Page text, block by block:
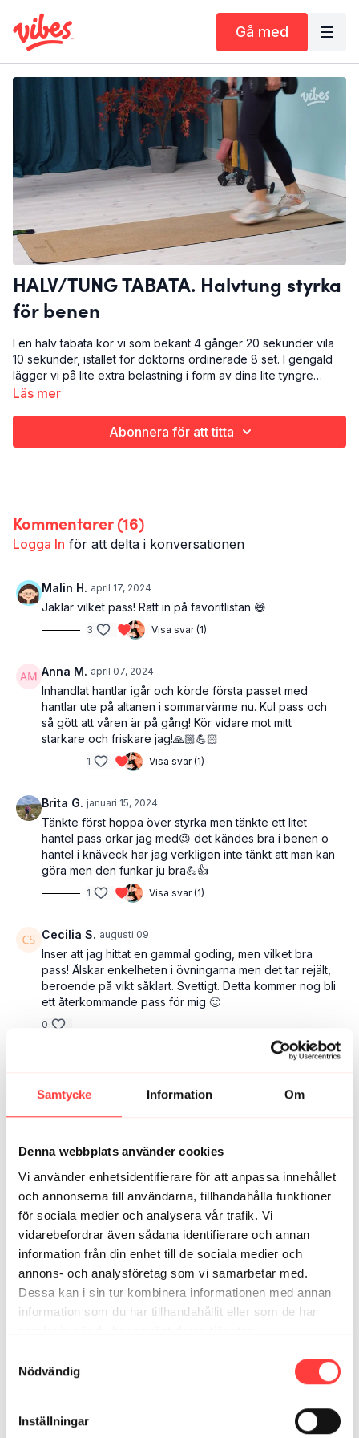
Samtycke Information Om
Denna webbplats använder cookies
Vi använder enhetsidentifierare för att anpassa innehållet
och annonserna till användarna, tillhandahålla funktioner
för sociala medier och analysera vår trafik. Vi
vidarebefordrar även sådana identifierare och annan
information från din enhet till de sociala medier och
annons- och analysföretag som vi samarbetar med.
Dessa kan i sin tur kombinera informationen med annan
information som du har tillhandahållit eller som de har
Nödvändig
Inställningar
Gå med
HALV/TUNG TABATA. Halvtung styrka
för benen
I en halv tabata kör vi som bekant 4 gånger 20 sekunder vila
10 sekunder, istället för doktorns ordinerade 8 set. I gengäld
lägger vi på lite extra belastning i form av dina lite tyngre
hantlar. Vi betar oss igenom 8 övningar som gör SUSEN för
Läs mer
Abonnera för att titta
Kommentarer (16)
Logga In för att delta i konversationen
Malin H. april 17, 2024
Jäklar vilket pass! Rätt in på favoritlistan 😅
3 Visa svar (1)
Anna M. april 07, 2024
Inhandlat hantlar igår och körde första passet med
hantlar ute på altanen i sommarvärme nu. Kul pass och
så gött att våren är på gång! Kör vidare mot mitt
starkare och friskare jag!🙏🏼💪🏻
1 Visa svar (1)
Brita G. januari 15, 2024
Tänkte först hoppa över styrka men tänkte ett litet
hantel pass orkar jag med😉 det kändes bra i benen o
hantel i knäveck har jag verkligen inte tänkt att man kan
göra men den funkar ju bra💪👍
1 Visa svar (1)
Cecilia S. augusti 09
Inser att jag hittat en gammal goding, men vilket bra
pass! Älskar enkelheten i övningarna men det tar rejält,
beroende på vikt såklart. Svettigt. Detta kommer nog bli
ett återkommande pass för mig 🙂
0
Jenny K. januari 13, 2023
0
Camilla R. december 17, 2022
Härligt benpass
0
Pillalisa februari 08, 2022
Riktigt bra pass!🙌🏻😃